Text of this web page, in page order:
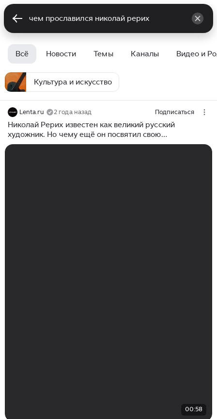
Всё Новости Темы Каналы Видео и
Культура и искусство
Lenta.ru 2 года назад Подписаться
Николай Рерих известен как великий русский
художник. Но чему ещё он посвятил свою
удивительно насыщенную жизнь?
00:58